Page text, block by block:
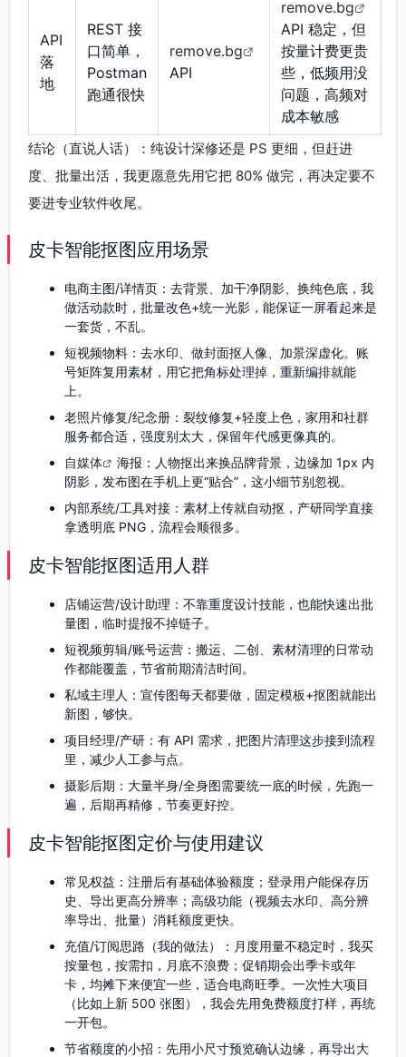
API
落
地
REST 接
口简单，
Postman
跑通很快
remove.bg
API
remove.bg
API 稳定，但
按量计费更贵
些，低频用没
问题，高频对
成本敏感
结论（直说人话）：纯设计深修还是 PS 更细，但赶进
度、批量出活，我更愿意先用它把 80% 做完，再决定要不
要进专业软件收尾。
皮卡智能抠图应用场景
电商主图/详情页：去背景、加干净阴影、换纯色底，我
做活动款时，批量改色+统一光影，能保证一屏看起来是
一套货，不乱。
短视频物料：去水印、做封面抠人像、加景深虚化。账
号矩阵复用素材，用它把角标处理掉，重新编排就能
上。
老照片修复/纪念册：裂纹修复+轻度上色，家用和社群
服务都合适，强度别太大，保留年代感更像真的。
自媒体
海报：人物抠出来换品牌背景，边缘加 1px 内
阴影，发布图在手机上更“贴合”，这小细节别忽视。
内部系统/工具对接：素材上传就自动抠，产研同学直接
拿透明底 PNG，流程会顺很多。
皮卡智能抠图适用人群
店铺运营/设计助理：不靠重度设计技能，也能快速出批
量图，临时提报不掉链子。
短视频剪辑/账号运营：搬运、二创、素材清理的日常动
作都能覆盖，节省前期清洁时间。
私域主理人：宣传图每天都要做，固定模板+抠图就能出
新图，够快。
项目经理/产研：有 API 需求，把图片清理这步接到流程
里，减少人工参与点。
摄影后期：大量半身/全身图需要统一底的时候，先跑一
遍，后期再精修，节奏更好控。
皮卡智能抠图定价与使用建议
常见权益：注册后有基础体验额度；登录用户能保存历
史、导出更高分辨率；高级功能（视频去水印、高分辨
率导出、批量）消耗额度更快。
充值/订阅思路（我的做法）：月度用量不稳定时，我买
按量包，按需扣，月底不浪费；促销期会出季卡或年
卡，均摊下来便宜一些，适合电商旺季。一次性大项目
（比如上新 500 张图），我会先用免费额度打样，再统
一开包。
节省额度的小招：先用小尺寸预览确认边缘，再导出大